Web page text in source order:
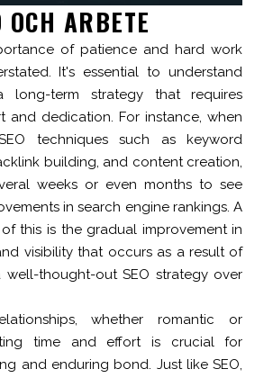
OCH ARBETE
of patience and hard work
It's essential to understand
long-term strategy that requires
and dedication. For instance, when
techniques such as keyword
building, and content creation,
weeks or even months to see
in search engine rankings. A
this is the gradual improvement in
visibility that occurs as a result of
well-thought-out SEO strategy over
whether romantic or
time and effort is crucial for
and enduring bond. Just like SEO,